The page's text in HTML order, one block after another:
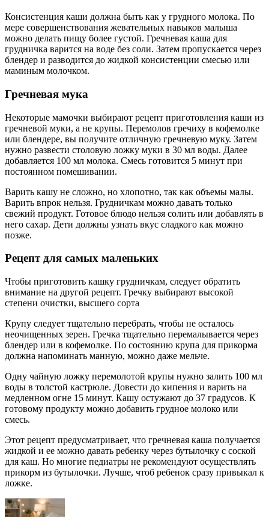
Консистенция каши должна быть как у грудного молока. По
мере совершенствования жевательных навыков малыша
можно делать пищу более густой. Гречневая каша для
грудничка варится на воде без соли. Затем пропускается через
блендер и разводится до жидкой консистенции смесью или
маминым молочком.
Гречневая мука
Некоторые мамочки выбирают рецепт приготовления каши из
гречневой муки, а не крупы. Перемолов гречиху в кофемолке
или блендере, вы получите отличную гречневую муку. Затем
нужно развести столовую ложку муки в 30 мл воды. Далее
добавляется 100 мл молока. Смесь готовится 5 минут при
постоянном помешивании.
Варить кашу не сложно, но хлопотно, так как объемы малы.
Варить впрок нельзя. Грудничкам можно давать только
свежий продукт. Готовое блюдо нельзя солить или добавлять в
него сахар. Дети должны узнать вкус сладкого как можно
позже.
Рецепт для самых маленьких
Чтобы приготовить кашку грудничкам, следует обратить
внимание на другой рецепт. Гречку выбирают высокой
степени очистки, высшего сорта
Крупу следует тщательно перебрать, чтобы не осталось
неочищенных зерен. Гречка тщательно перемалывается через
блендер или в кофемолке. По состоянию крупа для прикорма
должна напоминать манную, можно даже мельче.
Одну чайную ложку перемолотой крупы нужно залить 100 мл
воды в толстой кастрюле. Довести до кипения и варить на
медленном огне 15 минут. Кашу остужают до 37 градусов. К
готовому продукту можно добавить грудное молоко или
смесь.
Этот рецепт предусматривает, что гречневая каша получается
жидкой и ее можно давать ребенку через бутылочку с соской
для каш. Но многие педиатры не рекомендуют осуществлять
прикорм из бутылочки. Лучше, чтоб ребенок сразу привыкал к
ложке.